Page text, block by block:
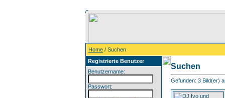
Home / Suchen
Registrierte Benutzer
Benutzername:
Passwort:
Suchen
Gefunden: 3 Bild(er)